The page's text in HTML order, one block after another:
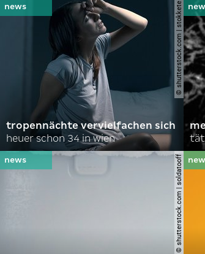
© shutterstock.com | stokkete
tropennächte vervielfachen sich
heuer schon 34 in wien
© shutterstock.com | soldatooff